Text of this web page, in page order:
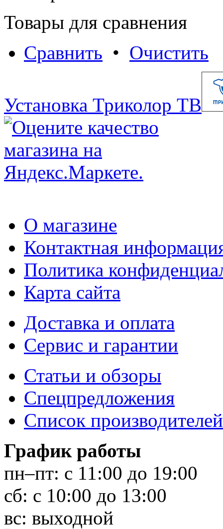
Товары для сравнения
Сравнить • Очистить
Установка Триколор ТВ
О магазине
Контактная
Политика
Карта сайта
Доставка и оплата
Сервис и гарантии
Статьи и обзоры
Спецпредложения
Список производителей
График работы
пн–пт: с 11:00 до 19:00
сб: с 10:00 до 13:00
вс: выходной